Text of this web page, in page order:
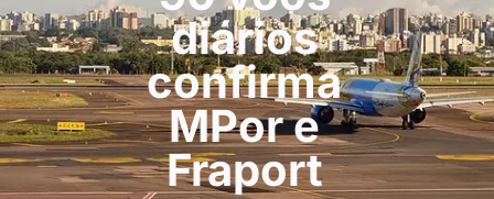
diários
confirma
MPor e
Fraport